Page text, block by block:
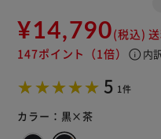
¥14,790(税込)
147ポイント （1倍） info 内
5 1件
カラー： 黒×茶